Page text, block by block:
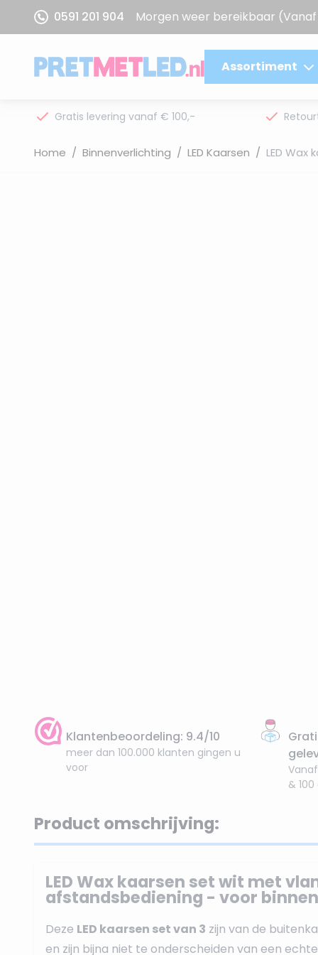
Ga naar de inhoud
0591 201 904 Morgen weer bereikbaar
Assortiment
Gratis levering vanaf € 100,-
Home / Binnenverlichting / LED Kaarsen / LED
Klantenbeoordeling: 9.4/10
meer dan 100.000 klanten gingen u
voor
Vanaf
&
Product omschrijving:
LED Wax kaarsen set wit met
afstandsbediening - voor
Deze LED kaarsen set van 3 zijn van de
en zijn bijna niet te onderscheiden van een